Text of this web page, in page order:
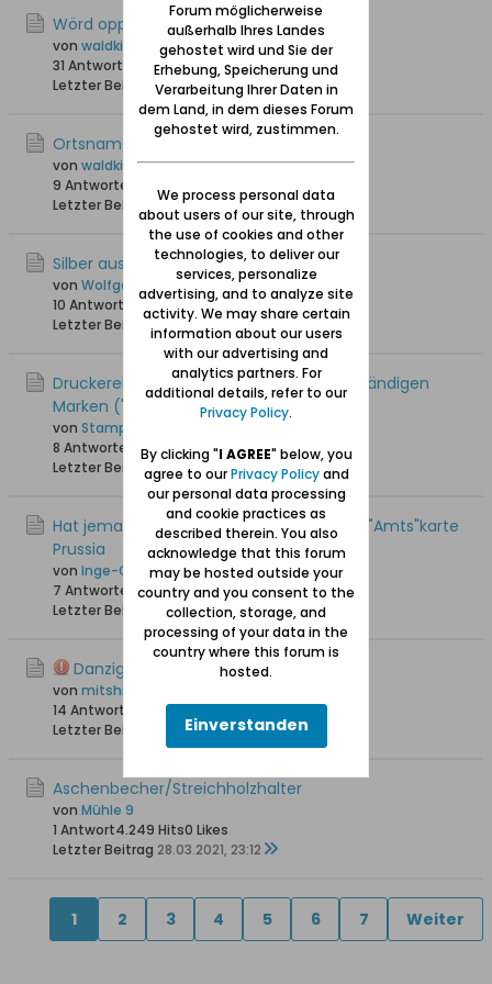
Wörd opp Plattdütsch ut de Neddrung
von waldkind
31 Antworten
9.069 Hits0 Likes
Letzter Beitrag
12.07.2024, 21:49
Ortsnamen opp Plaut onn Missingsch
von waldkind
9 Antworten
Letzter Beitrag
28.06.2024, 15:45
Silber aus Danzig
von Wolfgang
10 Antworten26.320 Hits0 Likes
Letzter Beitrag 04.11.2023, 13:01
Druckerei Julius Sauer: Die ersten eigenständigen
Marken ("Koggenserie")
von StampCollector
8 Antworten
18.723 Hits0 Likes
Letzter Beitrag03.10.2023, 14:28
Hat jemand Interesse an einer sog. alten "Amts"karte
Prussia
von Inge-Gisela
7 Antworten 6.960 Hits0 Likes
Letzter Beitrag
25.10.2022, 14:43
Danziger Auszeichnungen/Urkunden
von mitshipman
14 Antworten
32.330 Hits0 Likes
Letzter Beitrag
03.05.2021, 07:35
Aschenbecher/Streichholzhalter
von Mühle 9
1 Antwort4.249 Hits0 Likes
Letzter Beitrag 28.03.2021, 23:12
1 2 3 4 5 6 7 Weiter
Forum möglicherweise
außerhalb Ihres Landes
gehostet wird und Sie der
Erhebung, Speicherung und
Verarbeitung Ihrer Daten in
dem Land, in dem dieses Forum
gehostet wird, zustimmen.
We process personal data
about users of our site, through
the use of cookies and other
technologies, to deliver our
services, personalize
advertising, and to analyze site
activity. We may share certain
information about our users
with our advertising and
analytics partners. For
additional details, refer to our
Privacy Policy.
By clicking "I AGREE" below, you
agree to ourPrivacy Policyand
our personal data processing
and cookie practices as
described therein. You also
acknowledge that this forum
may be hosted outside your
country and you consent to the
collection, storage, and
processing of your data in the
country where this forum is
hosted.
Einverstanden